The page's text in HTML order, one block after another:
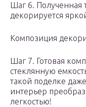
Шаг 6. Полученная
декорируется
Композиция
Шаг 7. Готовая
стеклянную
такой поделке
интерьер
легкостью!